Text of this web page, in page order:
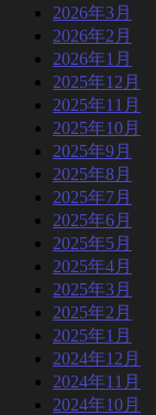
2026年3月
2026年2月
2026年1月
2025年12月
2025年11月
2025年10月
2025年9月
2025年8月
2025年7月
2025年6月
2025年5月
2025年4月
2025年3月
2025年2月
2025年1月
2024年12月
2024年11月
2024年10月